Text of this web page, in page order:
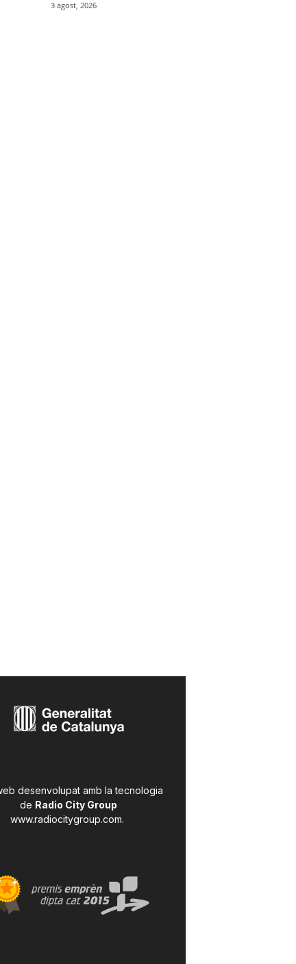
desenvolupat amb la tecnologia
de Radio City Group
www.radiocitygroup.com.